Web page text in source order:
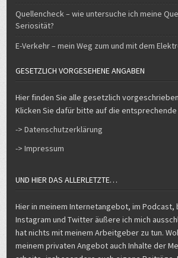
Quellencheck – wie untersuche ich meine
Seriosität?
E-Verkehr – mein Weg zum und mit dem
GESETZLICH VORGESEHENE ANGABEN
Hier finden Sie alle gesetzlich
Klicken Sie dafür bitte auf die
-> Datenschutzerklärung
-> Impressum
UND HIER DAS ALLERLETZTE…
Hier in meinem Internetangebot, im Podcast,
Instagram und Twitter äußere ich mich
hat nichts mit meinem Arbeitgeber zu tun.
meinem privaten Angebot auch Inhalte der